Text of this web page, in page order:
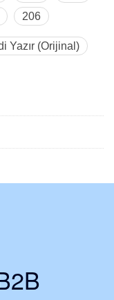
206
Yazır (Orijinal)